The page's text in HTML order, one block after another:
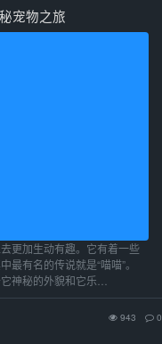
宠物之旅
更加生动有趣。它有着一些
有名的传说就是“喵喵”。
神秘的外貌和它乐…
943 0